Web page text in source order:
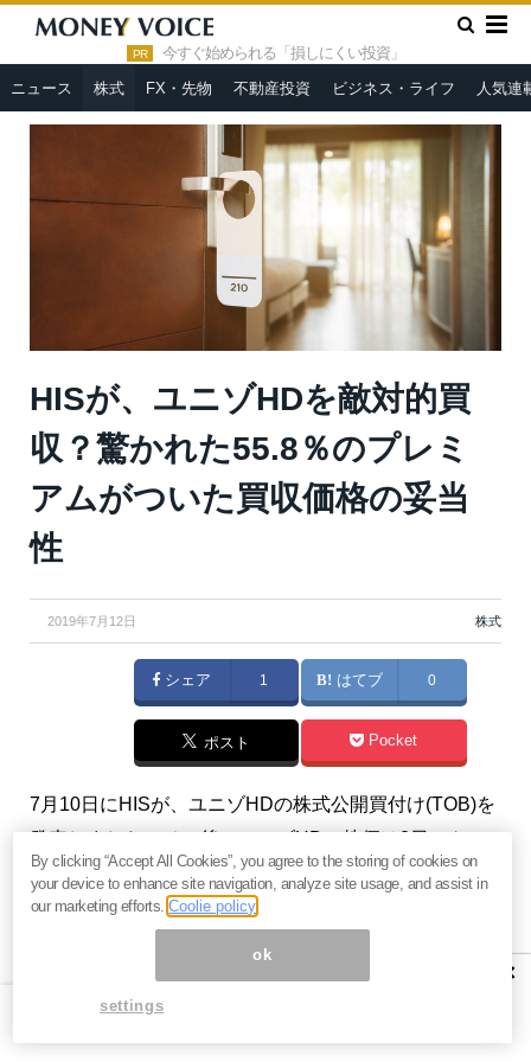
PR 今すぐ始められる「損しにくい投資」
ニュース 株式 FX・先物 不動産投資 ビジネス・ライフ 人気連
HOME » 株式 »
HISが、ユニゾHDを敵対的買収？驚かれた
55.8％のプレミアムがついた買収価格の妥当性
HISが、ユニゾHDを敵対的買
収？驚かれた55.8％のプレミ
アムがついた買収価格の妥当
性
2019年7月12日 株式
シェア 1 はてブ 0
ポスト Pocket
7月10日にHISが、ユニゾHDの株式公開買付け(TOB)を
発表しました。その後、ユニゾHDの株価は2日ストッ
プ高し、本日（12日）TOB価格付近の3,115円で終了。
（『元証券マンが「あれっ」と思ったこと
HIS：ユニゾHD株式のTOB
×
By clicking “Accept All Cookies”, you agree to the storing of cookies on
your device to enhance site navigation, analyze site usage, and assist in
our marketing efforts.Coolie policy
ok
settings